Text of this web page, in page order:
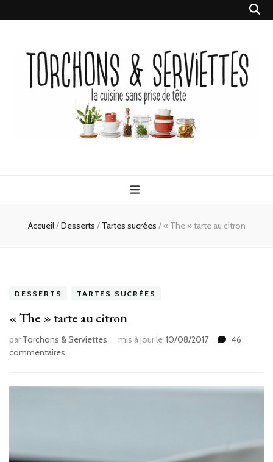
Serviettes
Accueil/Desserts / Tartes sucrées /« The » tarte au citron
DESSERTS TARTES SUCRÉES
« The » tarte au citron
par Torchons & Serviettes mis à jour le 10/08/2017
46
commentaires
au